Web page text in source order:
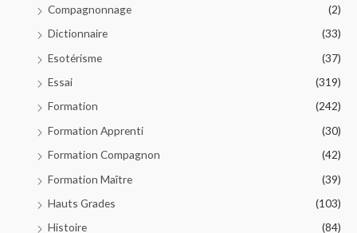
Compagnonnage
(2)
Dictionnaire
(33)
Esotérisme
(37)
Essai
(319)
Formation
(242)
Formation Apprenti
(30)
Formation Compagnon
(42)
Formation Maître
(39)
Hauts Grades
(103)
Histoire
(84)